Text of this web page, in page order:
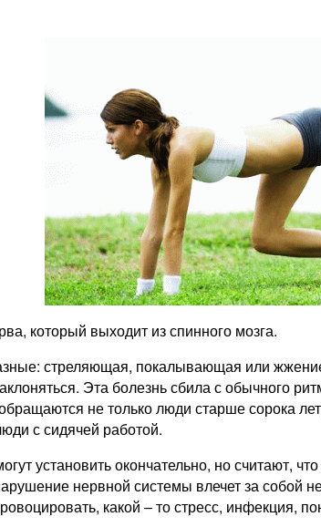
который выходит из спинного мозга.
стреляющая, покалывающая или
Эта болезнь сбила с обычного
не только люди старше сорока
с сидячей работой.
установить окончательно, но считают,
нервной системы влечет за собой
какой – то стресс,